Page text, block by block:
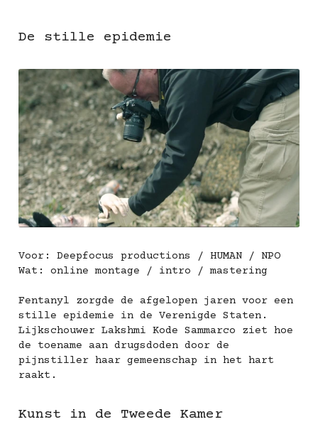
De stille epidemie
Voor: Deepfocus productions / HUMAN / NPO
Wat: online montage / intro / mastering
Fentanyl zorgde de afgelopen jaren voor een
stille epidemie in de Verenigde Staten.
Lijkschouwer Lakshmi Kode Sammarco ziet hoe
de toename aan drugsdoden door de
pijnstiller haar gemeenschap in het hart
raakt.
Kunst in de Tweede Kamer